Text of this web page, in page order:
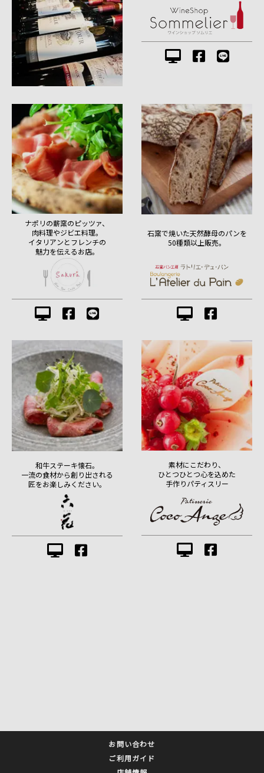
ナポリの薪窯のピッツァ、
肉料理やジビエ料理。
イタリアンとフレンチの
魅力を伝えるお店。
石窯で焼いた天然酵母のパンを
50種類以上販売。
和牛ステーキ懐石。
一流の食材から創り出される
匠をお楽しみください。
素材にこだわり、
ひとつひとつ心を込めた
手作りパティスリー
お問い合わせ
ご利用ガイド